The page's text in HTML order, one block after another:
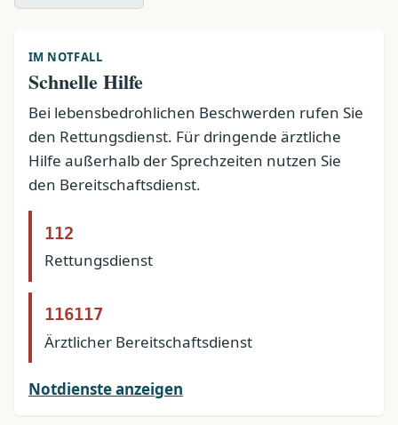
IM NOTFALL
Schnelle Hilfe
Bei lebensbedrohlichen Beschwerden rufen Sie
den Rettungsdienst. Für dringende ärztliche
Hilfe außerhalb der Sprechzeiten nutzen Sie
den Bereitschaftsdienst.
112
Rettungsdienst
116117
Ärztlicher Bereitschaftsdienst
Notdienste anzeigen